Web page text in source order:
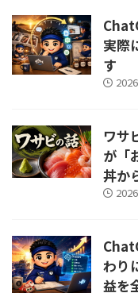
実際
す
ワサ
が「
丼か
わり
益を